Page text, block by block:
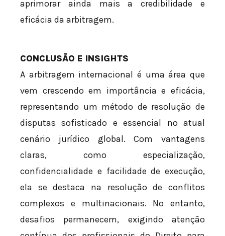
aprimorar ainda mais a credibilidade e
eficácia da arbitragem.
CONCLUSÃO E INSIGHTS
A arbitragem internacional é uma área que
vem crescendo em importância e eficácia,
representando um método de resolução de
disputas sofisticado e essencial no atual
cenário jurídico global. Com vantagens
claras, como especialização,
confidencialidade e facilidade de execução,
ela se destaca na resolução de conflitos
complexos e multinacionais. No entanto,
desafios permanecem, exigindo atenção